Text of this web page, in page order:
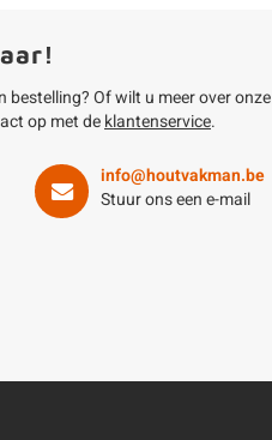
bestelling? Of wilt u meer over onze
op met deklantenservice.
info@houtvakman.be
Stuur ons een e-mail